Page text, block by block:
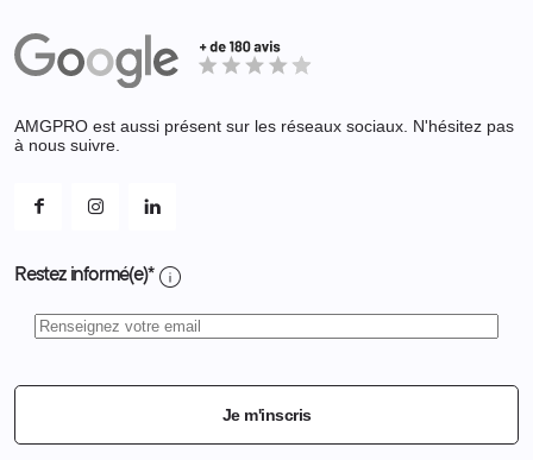
Equipements
Bagagerie
Adresses
Bons de réduction
Et les cookies ?
AMGPRO est aussi présent sur les réseaux sociaux. N'hésitez pas
à nous suivre.
Restez informé(e)* info
Je m'inscris